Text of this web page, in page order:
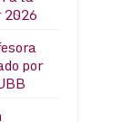
2026
por